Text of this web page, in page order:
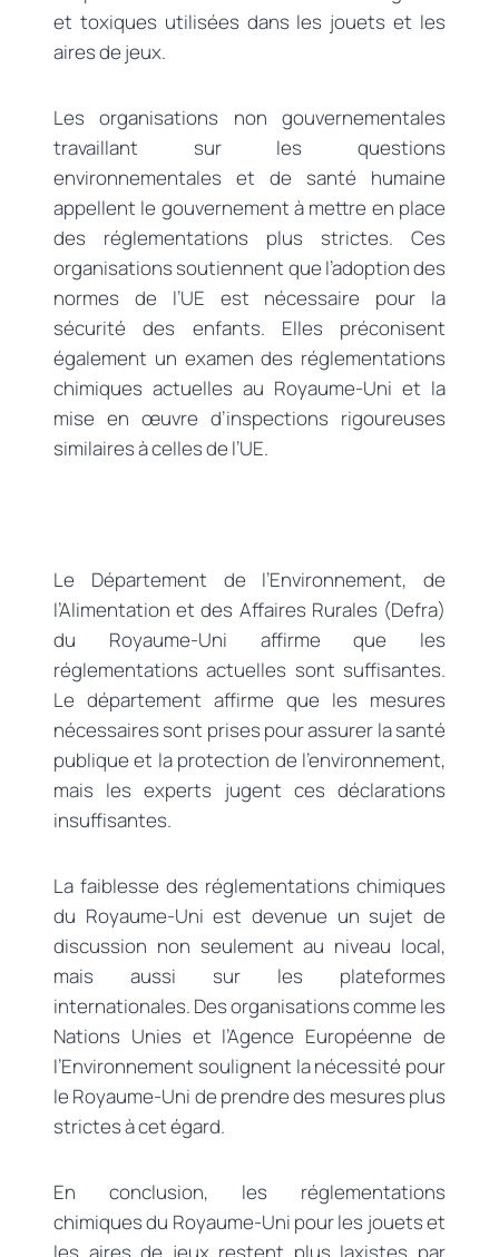
et toxiques utilisées dans les jouets et les
aires de jeux.
Les organisations non gouvernementales
travaillant sur les questions
environnementales et de santé humaine
appellent le gouvernement à mettre en place
des réglementations plus strictes. Ces
organisations soutiennent que l’adoption des
normes de l’UE est nécessaire pour la
sécurité des enfants. Elles préconisent
également un examen des réglementations
chimiques actuelles au Royaume-Uni et la
mise en œuvre d’inspections rigoureuses
similaires à celles de l’UE.
Le Département de l’Environnement, de
l’Alimentation et des Affaires Rurales (Defra)
du Royaume-Uni affirme que les
réglementations actuelles sont suffisantes.
Le département affirme que les mesures
nécessaires sont prises pour assurer la santé
publique et la protection de l’environnement,
mais les experts jugent ces déclarations
insuffisantes.
La faiblesse des réglementations chimiques
du Royaume-Uni est devenue un sujet de
discussion non seulement au niveau local,
mais aussi sur les plateformes
internationales. Des organisations comme les
Nations Unies et l’Agence Européenne de
l’Environnement soulignent la nécessité pour
le Royaume-Uni de prendre des mesures plus
strictes à cet égard.
En conclusion, les réglementations
chimiques du Royaume-Uni pour les jouets et
les aires de jeux restent plus laxistes par